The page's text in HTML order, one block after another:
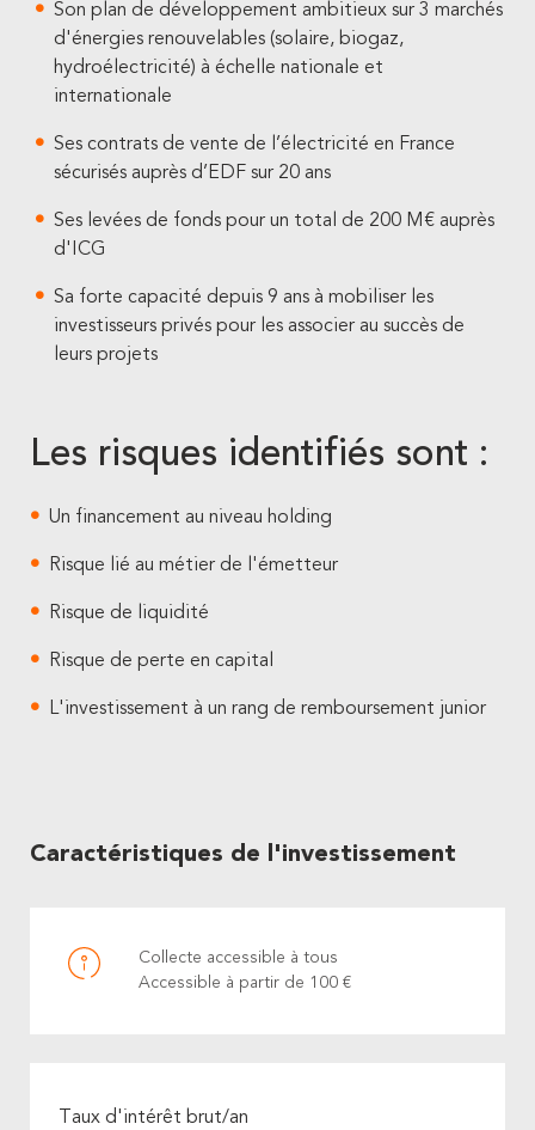
Son plan de développement ambitieux sur 3 marchés
d'énergies renouvelables (solaire, biogaz,
hydroélectricité) à échelle nationale et
internationale
Ses contrats de vente de l’électricité en France
sécurisés auprès d’EDF sur 20 ans
Ses levées de fonds pour un total de 200 M€ auprès
d'ICG
Sa forte capacité depuis 9 ans à mobiliser les
investisseurs privés pour les associer au succès de
leurs projets
Les risques identifiés sont :
Un financement au niveau holding
Risque lié au métier de l'émetteur
Risque de liquidité
Risque de perte en capital
L'investissement à un rang de remboursement junior
Caractéristiques de l'investissement
Collecte accessible à tous
Accessible à partir de 100 €
Taux d'intérêt brut/an